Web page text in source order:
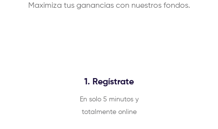
Maximiza tus ganancias con nuestros fondos.
1. Regístrate
En solo 5 minutos y
totalmente online